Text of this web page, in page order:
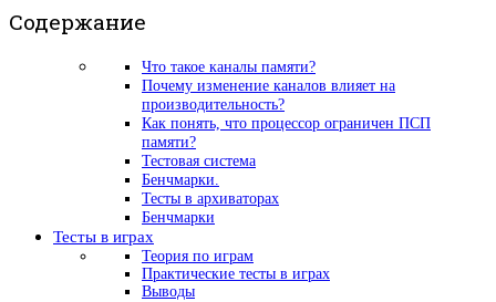
Содержание
Что такое каналы памяти?
Почему изменение каналов влияет на
производительность?
Как понять, что процессор ограничен ПСП
памяти?
Тестовая система
Бенчмарки.
Тесты в архиваторах
Бенчмарки
Тесты в играх
Теория по играм
Практические тесты в играх
Выводы